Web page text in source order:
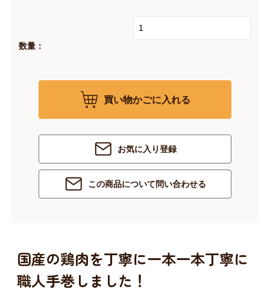
数量：
買い物かごに入れる
お気に入り登録
この商品について問い合わせる
国産の鶏肉を丁寧に一本一本丁寧に
職人手巻しました！